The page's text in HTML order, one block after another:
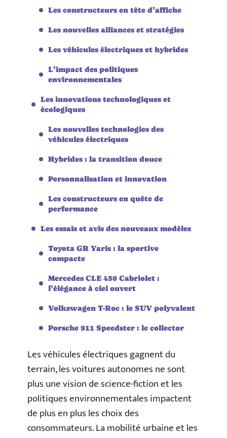
Les constructeurs en tête d’affiche
Les nouvelles alliances et stratégies
Les véhicules électriques et hybrides
L’impact des politiques
environnementales
Les innovations technologiques et
écologiques
Les nouvelles technologies des
véhicules électriques
Hybrides : la transition douce
Personnalisation et innovation
Les constructeurs en quête de
performance
Les essais et avis des nouveaux modèles
Toyota GR Yaris : la sportive
compacte
Mercedes CLE 450 Cabriolet :
l’élégance à ciel ouvert
Volkswagen T-Roc : le SUV polyvalent
Porsche 911 Speedster : le collector
Les véhicules électriques gagnent du
terrain, les voitures autonomes ne sont
plus une vision de science-fiction et les
politiques environnementales impactent
de plus en plus les choix des
consommateurs. La mobilité urbaine et les